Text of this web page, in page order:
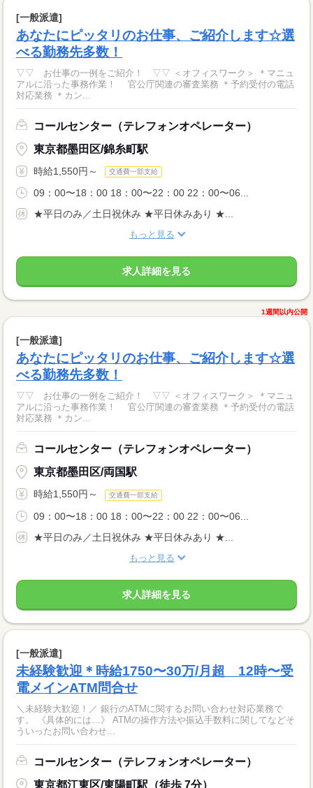
[一般派遣]
あなたにピッタリのお仕事、ご紹介します☆選
べる勤務先多数！
▽▽ お仕事の一例をご紹介！ ▽▽ ＜オフィスワーク＞ ＊マニュ
アルに沿った事務作業！ 官公庁関連の審査業務 ＊予約受付の電話
対応業務 ＊カン...
コールセンター（テレフォンオペレーター）
東京都墨田区/錦糸町駅
時給1,550円～ 交通費一部支給
09：00〜18：00 18：00〜22：00 22：00〜06...
★平日のみ／土日祝休み ★平日休みあり ★...
もっと見る
求人詳細を見る
1週間以内公開
[一般派遣]
あなたにピッタリのお仕事、ご紹介します☆選
べる勤務先多数！
▽▽ お仕事の一例をご紹介！ ▽▽ ＜オフィスワーク＞ ＊マニュ
アルに沿った事務作業！ 官公庁関連の審査業務 ＊予約受付の電話
対応業務 ＊カン...
コールセンター（テレフォンオペレーター）
東京都墨田区/両国駅
時給1,550円～ 交通費一部支給
09：00〜18：00 18：00〜22：00 22：00〜06...
★平日のみ／土日祝休み ★平日休みあり ★...
もっと見る
求人詳細を見る
[一般派遣]
未経験歓迎＊時給1750〜30万/月超 12時〜受
電メインATM問合せ
＼未経験大歓迎！／ 銀行のATMに関するお問い合わせ対応業務で
す。 《具体的には…》 ATMの操作方法や振込手数料に関してなどそ
ういったお問い合わせ...
コールセンター（テレフォンオペレーター）
東京都江東区/東陽町駅（徒歩 7分）